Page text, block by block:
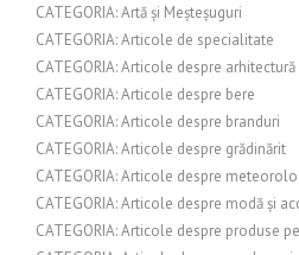
CATEGORIA: Artă și Meșteșuguri
CATEGORIA: Articole de specialitate
CATEGORIA: Articole despre
CATEGORIA: Articole despre bere
CATEGORIA: Articole despre branduri
CATEGORIA: Articole despre grădinărit
CATEGORIA: Articole despre
CATEGORIA: Articole despre modă și
CATEGORIA: Articole despre produse